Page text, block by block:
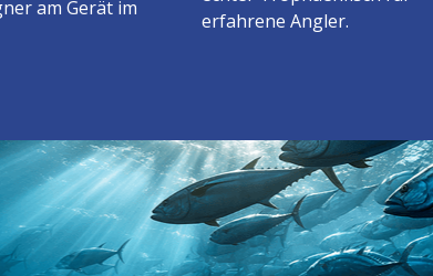
am Gerät im
erfahrene Angler.